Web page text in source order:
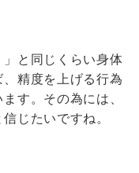
と同じくらい身体
精度を上げる行為
す。その為には、
じたいですね。